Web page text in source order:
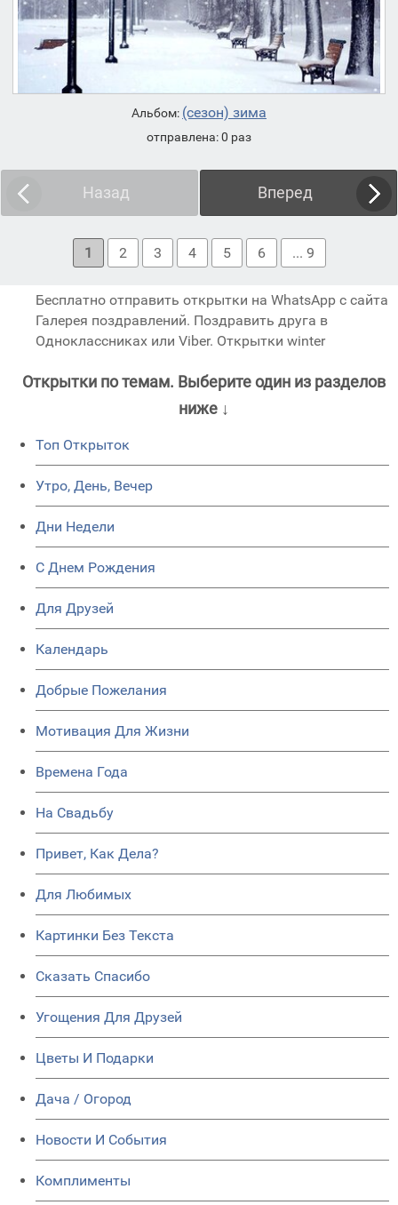
Альбом: (сезон) зима
отправлена: 0 раз
Назад Вперед
1 2 3 4 5 6 ... 9
Бесплатно отправить открытки на WhatsApp с сайта
Галерея поздравлений. Поздравить друга в
Одноклассниках или Viber. Открытки winter
Открытки по темам. Выберите один из разделов
ниже ↓
Топ Открыток
Утро, День, Вечер
Дни Недели
C Днем Рождения
Для Друзей
Календарь
Добрые Пожелания
Мотивация Для Жизни
Времена Года
На Свадьбу
Привет, Как Дела?
Для Любимых
Картинки Без Текста
Сказать Спасибо
Угощения Для Друзей
Цветы И Подарки
Дача / Огород
Новости И События
Комплименты